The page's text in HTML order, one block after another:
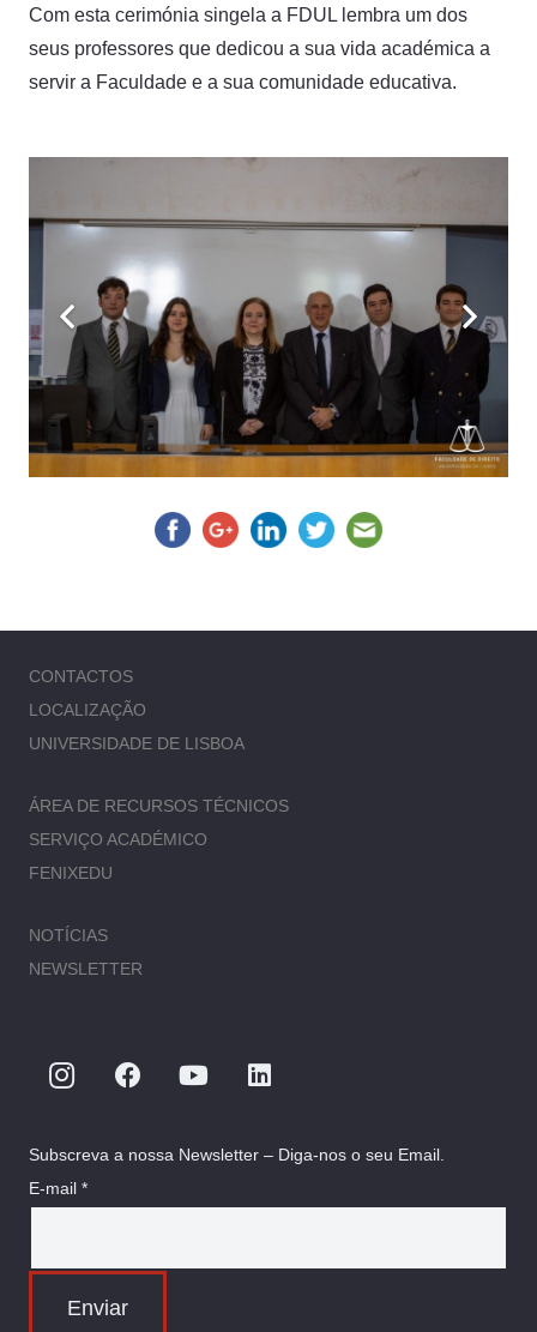
Com esta cerimónia singela a FDUL lembra um dos
seus professores que dedicou a sua vida académica a
servir a Faculdade e a sua comunidade educativa.
CONTACTOS
LOCALIZAÇÃO
UNIVERSIDADE DE LISBOA
ÁREA DE RECURSOS TÉCNICOS
SERVIÇO ACADÉMICO
FENIXEDU
NOTÍCIAS
NEWSLETTER
Subscreva a nossa Newsletter – Diga-nos o seu Email.
E-mail *